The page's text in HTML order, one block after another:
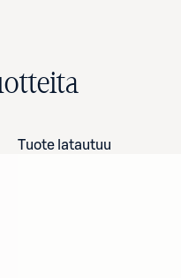
Tuote latautuu